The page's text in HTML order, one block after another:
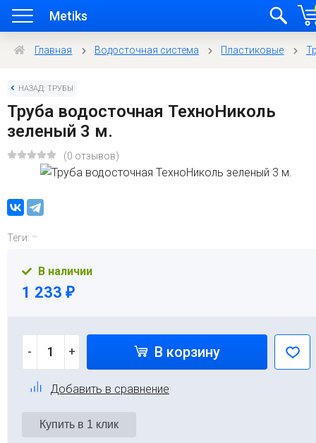
Metiks
Главная Водосточная система Пластиковые
НАЗАД: ТРУБЫ
Труба водосточная ТехноНиколь
зеленый 3 м.
(0 отзывов)
Теги:
В наличии
1 233 ₽
- + В корзину
Добавить в сравнение